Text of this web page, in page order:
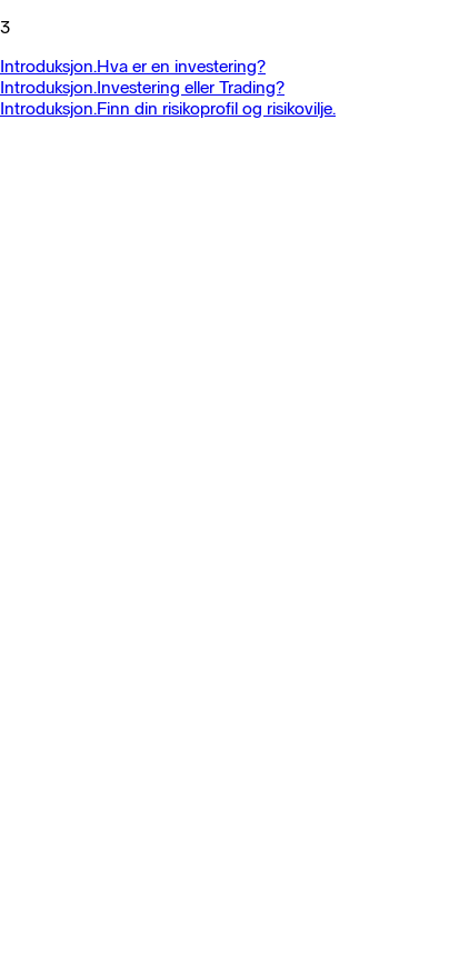
3
Introduksjon.Hva er en investering?
Introduksjon.Investering eller Trading?
Introduksjon.Finn din risikoprofil og risikovilje.